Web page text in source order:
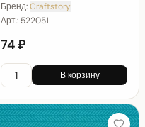
Бренд:Craftstory
Арт.: 522051
74 ₽
В корзину